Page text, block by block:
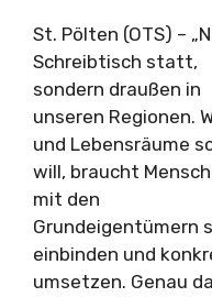
St. Pölten (OTS) –
Schreibtisch statt,
sondern draußen in
unseren Regionen.
und Lebensräume
will, braucht
mit den
Grundeigentümern
einbinden und
umsetzen. Genau